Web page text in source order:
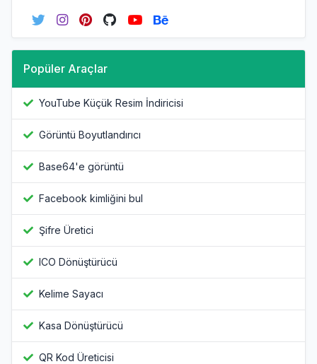
Popüler Araçlar
YouTube Küçük Resim İndiricisi
Görüntü Boyutlandırıcı
Base64'e görüntü
Facebook kimliğini bul
Şifre Üretici
ICO Dönüştürücü
Kelime Sayacı
Kasa Dönüştürücü
QR Kod Üreticisi